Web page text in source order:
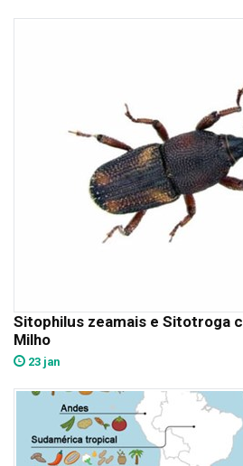
Sitophilus zeamais e Sitotroga
Milho
23 jan